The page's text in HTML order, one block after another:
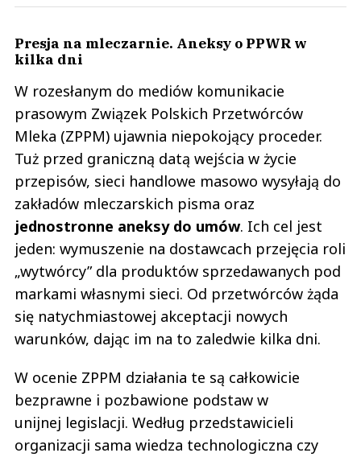
Presja na mleczarnie. Aneksy o PPWR w
kilka dni
W rozesłanym do mediów komunikacie
prasowym Związek Polskich Przetwórców
Mleka (ZPPM) ujawnia niepokojący proceder.
Tuż przed graniczną datą wejścia w życie
przepisów, sieci handlowe masowo wysyłają do
zakładów mleczarskich pisma oraz
jednostronne aneksy do umów. Ich cel jest
jeden: wymuszenie na dostawcach przejęcia roli
„wytwórcy” dla produktów sprzedawanych pod
markami własnymi sieci. Od przetwórców żąda
się natychmiastowej akceptacji nowych
warunków, dając im na to zaledwie kilka dni.
W ocenie ZPPM działania te są całkowicie
bezprawne i pozbawione podstaw w
unijnej legislacji. Według przedstawicieli
organizacji sama wiedza technologiczna czy